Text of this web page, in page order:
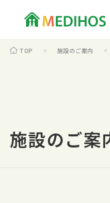
TOP 施設のご案内
施設のご案